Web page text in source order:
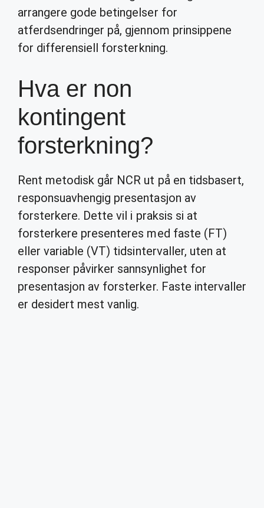
arrangere gode betingelser for
atferdsendringer på, gjennom prinsippene
for differensiell forsterkning.
Hva er non
kontingent
forsterkning?
Rent metodisk går NCR ut på en tidsbasert,
responsuavhengig presentasjon av
forsterkere. Dette vil i praksis si at
forsterkere presenteres med faste (FT)
eller variable (VT) tidsintervaller, uten at
responser påvirker sannsynlighet for
presentasjon av forsterker. Faste intervaller
er desidert mest vanlig.